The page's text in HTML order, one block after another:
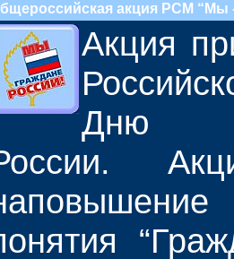
акция РСМ “Мы
Акция
Дню